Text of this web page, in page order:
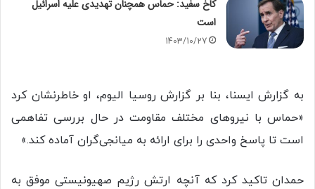
کاخ سفید: حماس همچنان تهدیدی علیه اسرائیل
است
1403/10/27
به گزارش ایسنا، بنا بر گزارش روسیا الیوم، او خاطرنشان کرد
«حماس با نیروهای مختلف مقاومت در حال بررسی تفاهمی
است تا پاسخ واحدی را برای ارائه به میانجی‌گران آماده کند.»
حمدان تاکید کرد که آنچه ارتش رژیم صهیونیستی موفق به